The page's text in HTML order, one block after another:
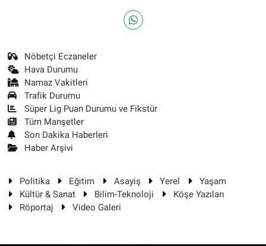
Nöbetçi Eczaneler
Hava Durumu
Namaz Vakitleri
Trafik Durumu
Süper Lig Puan Durumu ve Fikstür
Tüm Manşetler
Son Dakika Haberleri
Haber Arşivi
Politika Eğitim Asayiş Yerel
Yaşam
Kültür & Sanat
Bilim-Teknoloji
Köşe Yazıları
Röportaj
Video Galeri